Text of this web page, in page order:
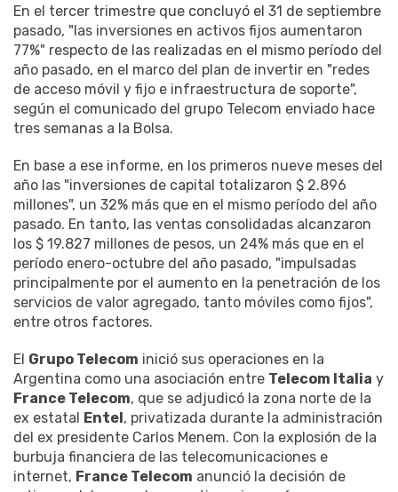
En el tercer trimestre que concluyó el 31 de septiembre
pasado, "las inversiones en activos fijos aumentaron
77%" respecto de las realizadas en el mismo período del
año pasado, en el marco del plan de invertir en "redes
de acceso móvil y fijo e infraestructura de soporte",
según el comunicado del grupo Telecom enviado hace
tres semanas a la Bolsa.
En base a ese informe, en los primeros nueve meses del
año las "inversiones de capital totalizaron $ 2.896
millones", un 32% más que en el mismo período del año
pasado. En tanto, las ventas consolidadas alcanzaron
los $ 19.827 millones de pesos, un 24% más que en el
período enero-octubre del año pasado, "impulsadas
principalmente por el aumento en la penetración de los
servicios de valor agregado, tanto móviles como fijos",
entre otros factores.
El Grupo Telecom inició sus operaciones en la
Argentina como una asociación entre Telecom Italia y
France Telecom, que se adjudicó la zona norte de la
ex estatal Entel, privatizada durante la administración
del ex presidente Carlos Menem. Con la explosión de la
burbuja financiera de las telecomunicaciones e
internet, France Telecom anunció la decisión de